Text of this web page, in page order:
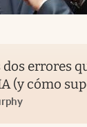
dos errores
(y cómo